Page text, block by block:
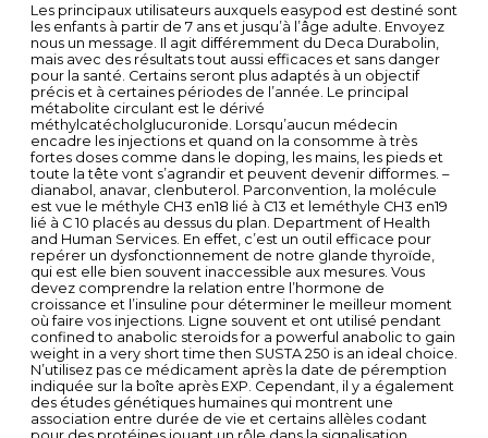
Les principaux utilisateurs auxquels easypod est destiné sont
les enfants à partir de 7 ans et jusqu’à l’âge adulte. Envoyez
nous un message. Il agit différemment du Deca Durabolin,
mais avec des résultats tout aussi efficaces et sans danger
pour la santé. Certains seront plus adaptés à un objectif
précis et à certaines périodes de l’année. Le principal
métabolite circulant est le dérivé
méthylcatécholglucuronide. Lorsqu’aucun médecin
encadre les injections et quand on la consomme à très
fortes doses comme dans le doping, les mains, les pieds et
toute la tête vont s’agrandir et peuvent devenir difformes. –
dianabol, anavar, clenbuterol. Parconvention, la molécule
est vue le méthyle CH3 en18 lié à C13 et leméthyle CH3 en19
lié à C 10 placés au dessus du plan. Department of Health
and Human Services. En effet, c’est un outil efficace pour
repérer un dysfonctionnement de notre glande thyroïde,
qui est elle bien souvent inaccessible aux mesures. Vous
devez comprendre la relation entre l’hormone de
croissance et l’insuline pour déterminer le meilleur moment
où faire vos injections. Ligne souvent et ont utilisé pendant
confined to anabolic steroids for a powerful anabolic to gain
weight in a very short time then SUSTA 250 is an ideal choice.
N’utilisez pas ce médicament après la date de péremption
indiquée sur la boîte après EXP. Cependant, il y a également
des études génétiques humaines qui montrent une
association entre durée de vie et certains allèles codant